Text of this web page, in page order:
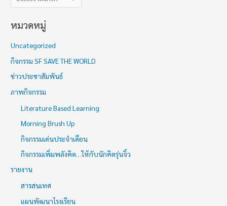
หมวดหมู่
Uncategorized
กิจกรรม SF SAVE THE WORLD
ข่าวประชาสัมพันธ์
ภาพกิจกรรม
Literature Based Learning
Morning Brush Up
กิจกรรมเด่นประจำเดือน
กิจกรรมเพิ่มพลังคิด…ให้กับนักคิดรุ่นจิ๋ว
รายงาน
สารสนเทศ
แผนพัฒนาโรงเรียน